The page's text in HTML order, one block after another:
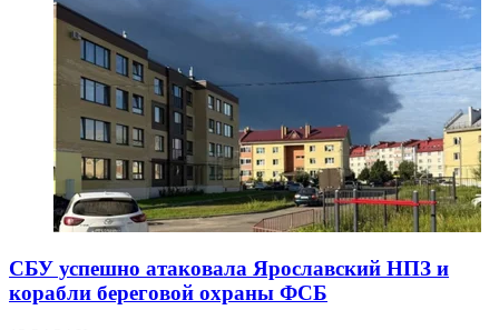
СБУ успешно атаковала Ярославский НПЗ и
корабли береговой охраны ФСБ